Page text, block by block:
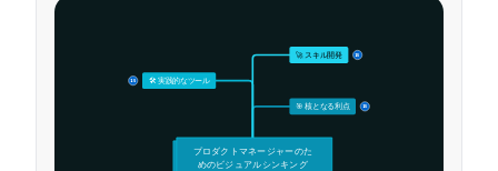
🎯 核となる利点 15
🛠️ 実践的なツール
15
🚀 スキル開発 15
プロダクトマネージャーのた
めのビジュアルシンキング